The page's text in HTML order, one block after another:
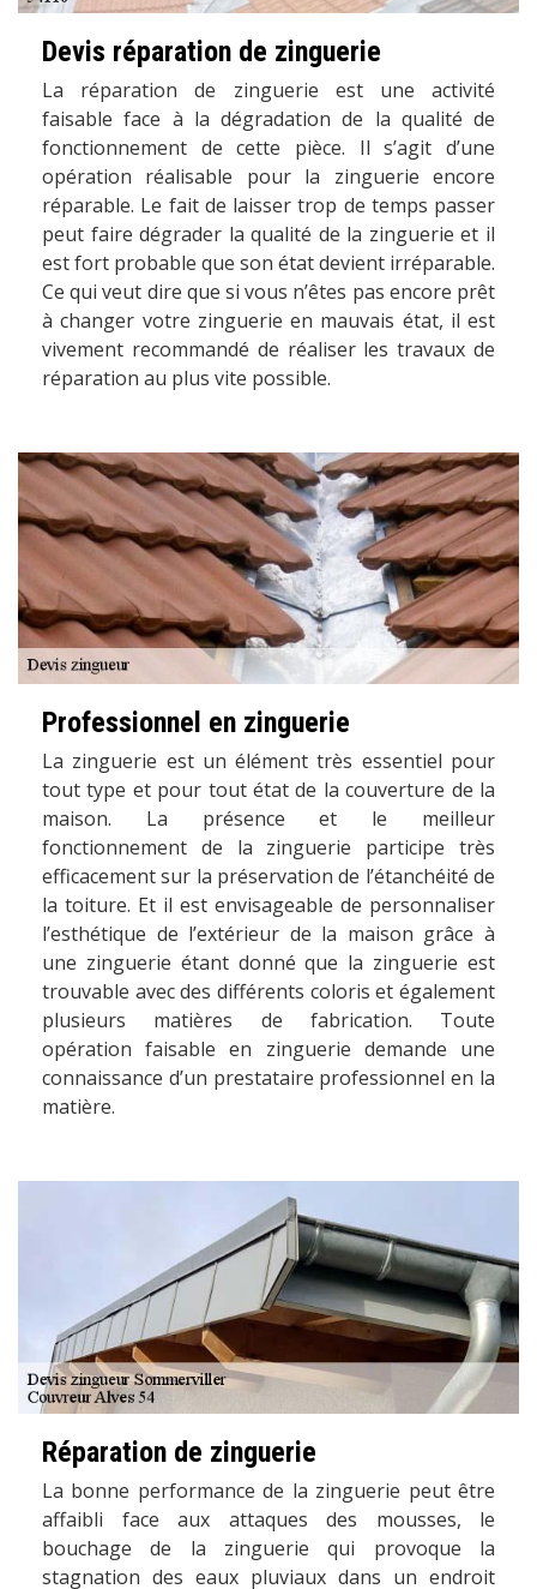
Devis réparation de zinguerie
La réparation de zinguerie est une activité
faisable face à la dégradation de la qualité de
fonctionnement de cette pièce. Il s’agit d’une
opération réalisable pour la zinguerie encore
réparable. Le fait de laisser trop de temps passer
peut faire dégrader la qualité de la zinguerie et il
est fort probable que son état devient irréparable.
Ce qui veut dire que si vous n’êtes pas encore prêt
à changer votre zinguerie en mauvais état, il est
vivement recommandé de réaliser les travaux de
réparation au plus vite possible.
Professionnel en zinguerie
La zinguerie est un élément très essentiel pour
tout type et pour tout état de la couverture de la
maison. La présence et le meilleur
fonctionnement de la zinguerie participe très
efficacement sur la préservation de l’étanchéité de
la toiture. Et il est envisageable de personnaliser
l’esthétique de l’extérieur de la maison grâce à
une zinguerie étant donné que la zinguerie est
trouvable avec des différents coloris et également
plusieurs matières de fabrication. Toute
opération faisable en zinguerie demande une
connaissance d’un prestataire professionnel en la
matière.
Réparation de zinguerie
La bonne performance de la zinguerie peut être
affaibli face aux attaques des mousses, le
bouchage de la zinguerie qui provoque la
stagnation des eaux pluviaux dans un endroit